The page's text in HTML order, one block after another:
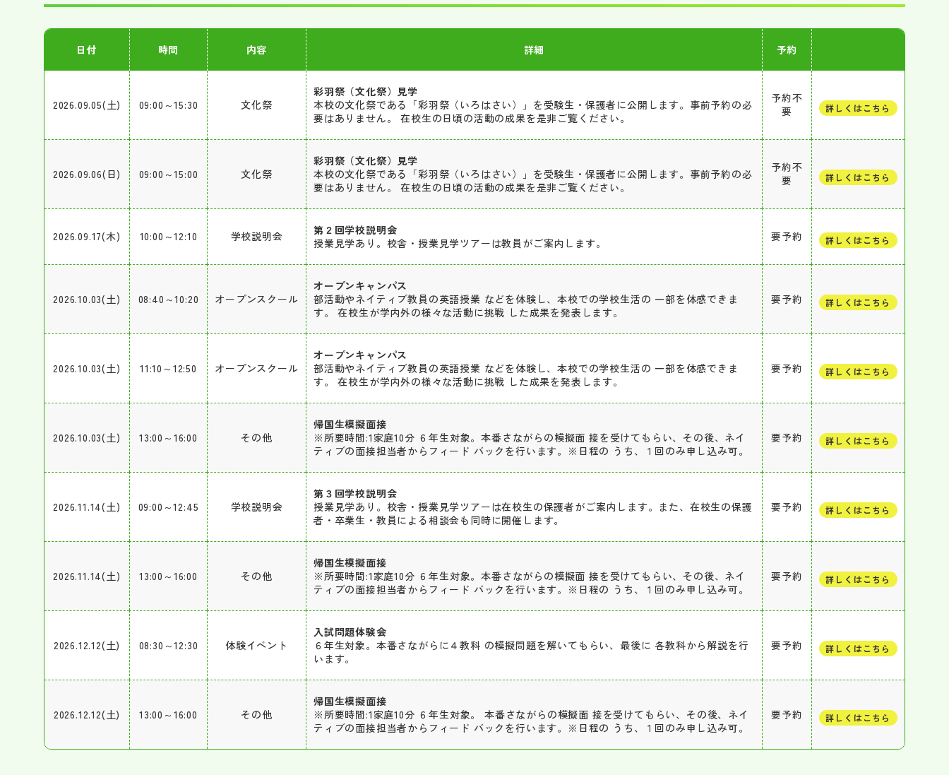
日付 時間 内容 詳細 予約
2026.09.05(土) 09:00～15:30 文化祭
彩羽祭（文化祭）見学
本校の文化祭である「彩羽祭（いろはさい）」を受験生・保護者に公開します。事前予約の必
要はありません。 在校生の日頃の活動の成果を是非ご覧ください。
予約不
要
詳しくはこちら
2026.09.06(日) 09:00～15:00 文化祭
彩羽祭（文化祭）見学
本校の文化祭である「彩羽祭（いろはさい）」を受験生・保護者に公開します。事前予約の必
要はありません。 在校生の日頃の活動の成果を是非ご覧ください。
予約不
要
詳しくはこちら
2026.09.17(木) 10:00～12:10 学校説明会
第２回学校説明会
授業見学あり。校舎・授業見学ツアーは教員がご案内します。
要予約 詳しくはこちら
2026.10.03(土) 08:40～10:20 オープンスクール
オープンキャンパス
部活動やネイティブ教員の英語授業 などを体験し、本校での学校生活の 一部を体感できま
す。 在校生が学内外の様々な活動に挑戦 した成果を発表します。
要予約 詳しくはこちら
2026.10.03(土) 11:10～12:50 オープンスクール
オープンキャンパス
部活動やネイティブ教員の英語授業 などを体験し、本校での学校生活の 一部を体感できま
す。 在校生が学内外の様々な活動に挑戦 した成果を発表します。
要予約 詳しくはこちら
2026.10.03(土) 13:00～16:00 その他
帰国生模擬面接
※所要時間:1家庭10分 ６年生対象。本番さながらの模擬面 接を受けてもらい、その後、ネイ
ティブの面接担当者からフィード バックを行います。※日程の うち、１回のみ申し込み可。
要予約 詳しくはこちら
2026.11.14(土) 09:00～12:45 学校説明会
第３回学校説明会
授業見学あり。校舎・授業見学ツアーは在校生の保護者がご案内します。また、在校生の保護
者・卒業生・教員による相談会も同時に開催します。
要予約 詳しくはこちら
2026.11.14(土) 13:00～16:00 その他
帰国生模擬面接
※所要時間:1家庭10分 ６年生対象。本番さながらの模擬面 接を受けてもらい、その後、ネイ
ティブの面接担当者からフィード バックを行います。※日程の うち、１回のみ申し込み可。
要予約 詳しくはこちら
2026.12.12(土) 08:30～12:30 体験イベント
入試問題体験会
６年生対象。本番さながらに４教科 の模擬問題を解いてもらい、最後に 各教科から解説を行
います。
要予約 詳しくはこちら
2026.12.12(土) 13:00～16:00 その他
帰国生模擬面接
※所要時間:1家庭10分 ６年生対象。 本番さながらの模擬面 接を受けてもらい、その後、ネイ
ティブの面接担当者からフィード バックを行います。※日程の うち、１回のみ申し込み可。
要予約 詳しくはこちら